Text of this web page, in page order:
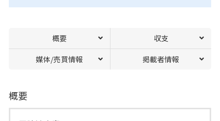
概要 収支
媒体/売買情報 掲載者情報
概要